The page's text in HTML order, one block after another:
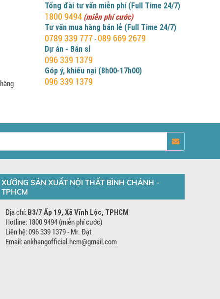
Tổng đài tư vấn miễn phí (Full Time 24/7)
1800 9494 (miễn phí cước)
Tư vấn mua hàng bán lẻ (Full Time 24/7)
0789 339 777 -089 669 2679
Dự án - Bán sỉ
096 339 1379
Góp ý, khiếu nại (8h00-17h00)
096 339 1379
XƯỞNG SẢN XUẤT NỘI THẤT BÌNH CHÁNH -
TPHCM
Địa chỉ: B3/7 Ấp 19, Xã Vĩnh Lộc, TPHCM
Hotline: 1800 9494 (miễn phí cước)
Liên hệ: 096 339 1379 - Mr. Đạt
Email: ankhangofficial.hcm@gmail.com